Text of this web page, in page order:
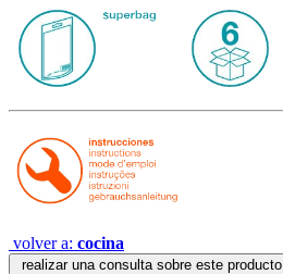
volver a: cocina
realizar una consulta sobre este producto